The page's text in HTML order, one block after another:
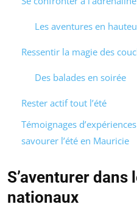
Les aventures en
Ressentir la magie des
Des balades en soirée
Rester actif tout l’été
Témoignages
savourer l’été en Mauricie
S’aventurer dans
nationaux